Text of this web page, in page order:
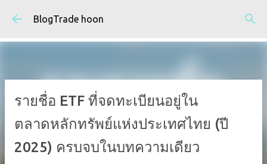
ข้ามไปที่เนื้อหาหลัก
BlogTrade hoon
รายชื่อ ETF ที่จดทะเบียนอยู่ใน
ตลาดหลักทรัพย์แห่งประเทศไทย (ปี
2025) ครบจบในบทความเดียว